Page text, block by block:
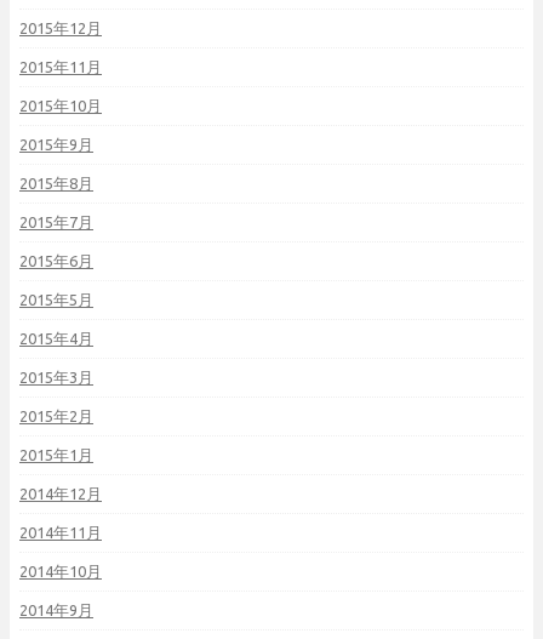
2015年12月
2015年11月
2015年10月
2015年9月
2015年8月
2015年7月
2015年6月
2015年5月
2015年4月
2015年3月
2015年2月
2015年1月
2014年12月
2014年11月
2014年10月
2014年9月